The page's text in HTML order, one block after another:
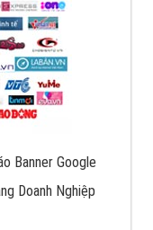
Banner Google
Doanh Nghiệp